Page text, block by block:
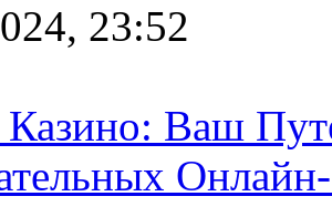
23:52
Казино: Ваш